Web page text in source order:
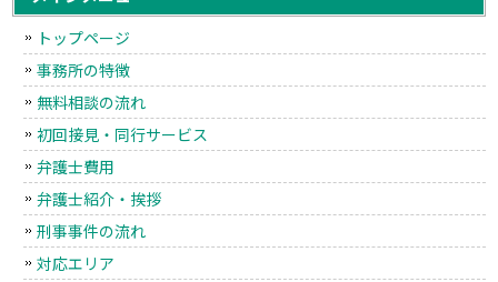
トップページ
事務所の特徴
無料相談の流れ
初回接見・同行サービス
弁護士費用
弁護士紹介・挨拶
刑事事件の流れ
対応エリア